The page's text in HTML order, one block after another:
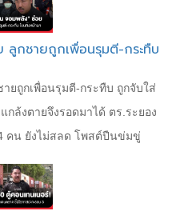
กชายถูกเพื่อนรุมตี-กระทืบ
ยถูกเพื่อนรุมตี-กระทืบ ถูกจับใส่
กล้งตายจึงรอดมาได้ ตร.ระยอง
คน ยังไม่สลด โพสต์ปืนข่มขู่